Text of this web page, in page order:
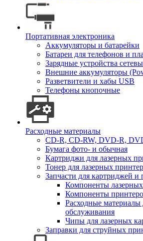
Портативная электроника
Аккумуляторы и батарейки
Батареи для телефонов и
Зарядные устройства
Внешние аккумуляторы
Разветвители и хабы USB
Телефоны кнопочные
Расходные материалы
CD-R, CD-RW, DVD-R,
Бумага фото- и обычная
Картриджи для лазерных
Тонер для лазерных
Запчасти для картриджей и
Компоненты
Компоненты
Расходные материалы
обслуживания
Чипы для лазерных
Заправки для струйных